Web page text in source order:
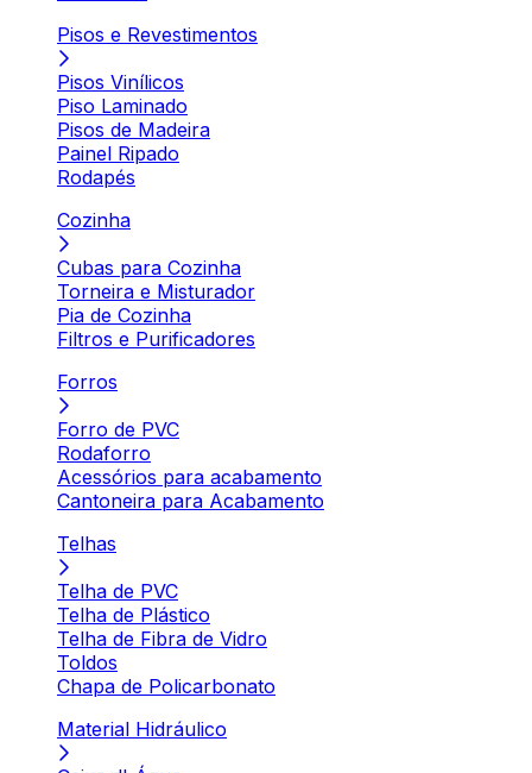
Pisos e Revestimentos
Pisos Vinílicos
Piso Laminado
Pisos de Madeira
Painel Ripado
Rodapés
Cozinha
Cubas para Cozinha
Torneira e Misturador
Pia de Cozinha
Filtros e Purificadores
Forros
Forro de PVC
Rodaforro
Acessórios para acabamento
Cantoneira para Acabamento
Telhas
Telha de PVC
Telha de Plástico
Telha de Fibra de Vidro
Toldos
Chapa de Policarbonato
Material Hidráulico